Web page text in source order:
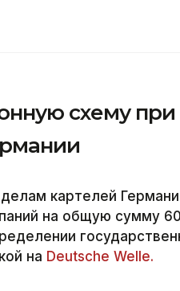
схему при
картелей
на общую сумму
на Deutsche Welle.